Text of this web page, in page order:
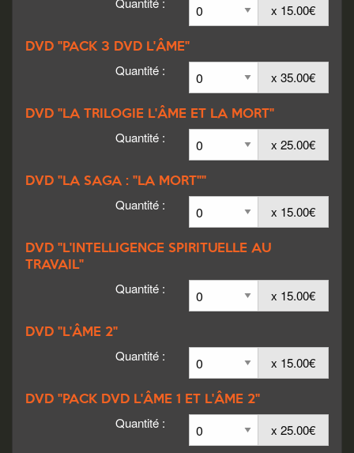
x 15.00€
DVD "PACK 3 DVD L'ÂME"
Quantité : x 35.00€
DVD "LA TRILOGIE L'ÂME ET LA MORT"
Quantité : x 25.00€
DVD "LA SAGA : "LA MORT""
Quantité : x 15.00€
DVD "L'INTELLIGENCE SPIRITUELLE AU
TRAVAIL"
Quantité : x 15.00€
DVD "L'ÂME 2"
Quantité : x 15.00€
DVD "PACK DVD L'ÂME 1 ET L'ÂME 2"
Quantité : x 25.00€